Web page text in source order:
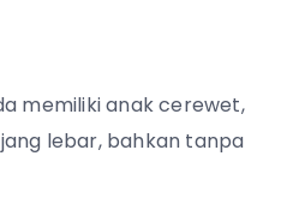
memiliki anak cerewet,
lebar, bahkan tanpa